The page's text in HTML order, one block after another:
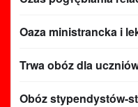
Oaza ministrancka i
Trwa obóz dla
Obóz stypendystów-